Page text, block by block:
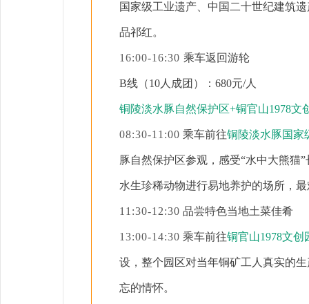
国家级工业遗产、中国二十世纪建筑
品祁红。
16:00-16:30 乘车返回游轮
B线（10人成团）：680元/人
铜陵淡水豚自然保护区+铜官山1978文
08:30-11:00 乘车前往铜陵淡水豚国家
豚自然保护区参观，感受“水中大熊猫
水生珍稀动物进行易地养护的场所 ，
11:30-12:30 品尝特色当地土菜佳肴
13:00-14:30 乘车前往铜官山1978文创
设，整个园区对当年铜矿工人真实的
忘的情怀。